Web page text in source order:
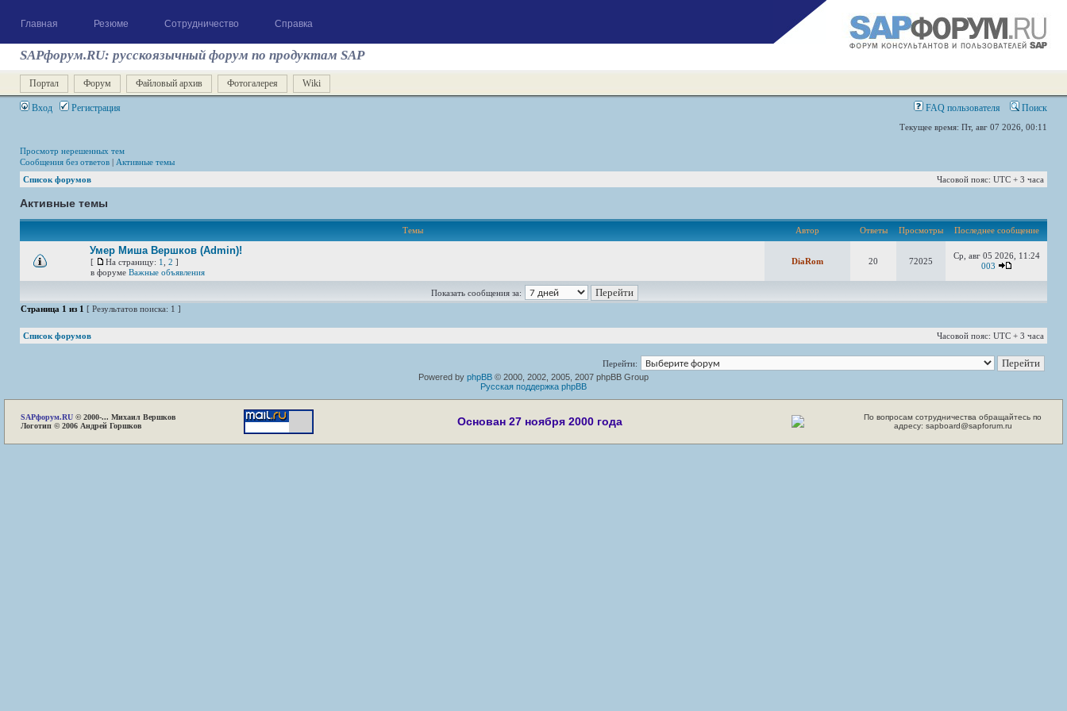
Главная Резюме Сотрудничество Справка
SAPфорум.RU: русскоязычный форум по продуктам SAP
Портал Форум Файловый архив Фотогалерея Wiki
Вход Регистрация FAQ пользователя Поиск
Текущее время: Пт, авг 07 2026, 00:11
Просмотр нерешенных тем
Сообщения без ответов | Активные темы
Список форумов
Часовой пояс: UTC + 3 часа
Активные темы
Темы Автор Ответы Просмотры Последнее сообщение
Умер Миша Вершков (Admin)!
[ На страницу: 1 2 ]
в форуме Важные объявления
DiaRom 20 72025
Ср, авг 05 2026, 11:24
003
Показать сообщения за:
Страница 1 из 1 [ Результатов поиска: 1 ]
Список форумов Часовой пояс: UTC + 3 часа
Перейти:
Powered by phpBB © 2000, 2002, 2005, 2007 phpBB Group
Русская поддержка phpBB
SAPфорум.RU © 2000-... Михаил Вершков
Логотип © 2006 Андрей Горшков
Основан 27 ноября 2000 года
По вопросам сотрудничества обращайтесь по
адресу: sapboard@sapforum.ru